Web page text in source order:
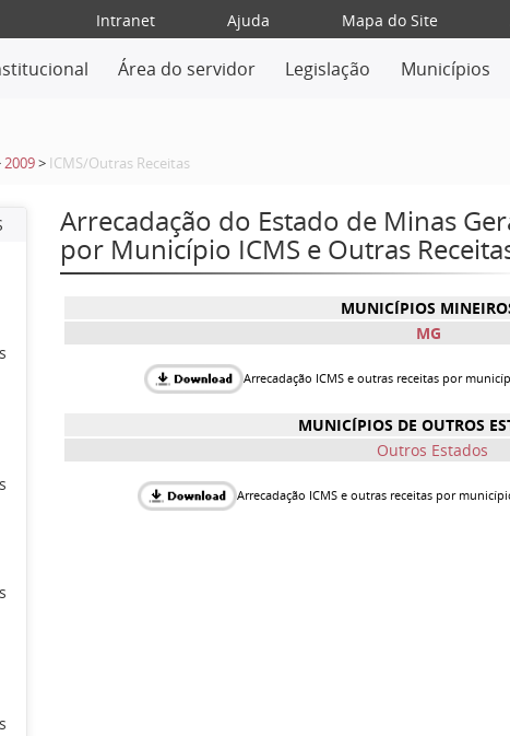
Intranet Ajuda Mapa do Site
Área do servidor Legislação Municípios
2009 > ICMS/Outras Receitas
Arrecadação do Estado de Minas
por Município ICMS e Outras
MUNICÍPIOS
MG
Arrecadação ICMS e outras receitas por
MUNICÍPIOS DE OUTROS
Outros Estados
Arrecadação ICMS e outras receitas por